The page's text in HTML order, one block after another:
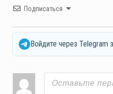
Подписаться
Войдите через Telegram